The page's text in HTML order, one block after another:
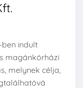
ben indult
magánkórházi
melynek célja,